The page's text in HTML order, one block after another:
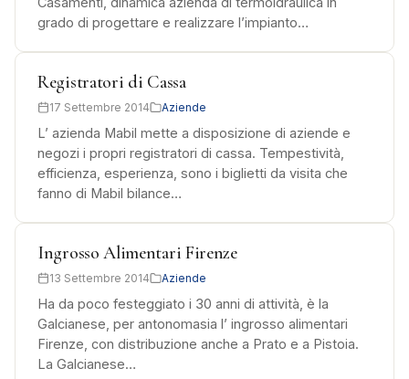
grado di progettare e realizzare l’impianto…
Registratori di Cassa
17 Settembre 2014 Aziende
L’ azienda Mabil mette a disposizione di aziende e
negozi i propri registratori di cassa. Tempestività,
efficienza, esperienza, sono i biglietti da visita che
fanno di Mabil bilance…
Ingrosso Alimentari Firenze
13 Settembre 2014 Aziende
Ha da poco festeggiato i 30 anni di attività, è la
Galcianese, per antonomasia l’ ingrosso alimentari
Firenze, con distribuzione anche a Prato e a Pistoia.
La Galcianese…